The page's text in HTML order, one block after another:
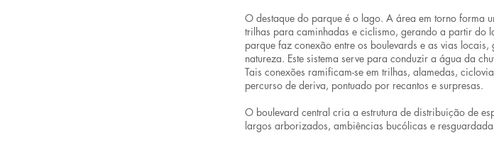
O destaque do parque é o lago. A área em torno forma
trilhas para caminhadas e ciclismo, gerando a partir do
parque faz conexão entre os boulevards e as vias
natureza. Este sistema serve para conduzir a água da
Tais conexões ramificam-se em trilhas, alamedas,
percurso de deriva, pontuado por recantos e surpresas.
O boulevard central cria a estrutura de distribuição de
largos arborizados, ambiências bucólicas e